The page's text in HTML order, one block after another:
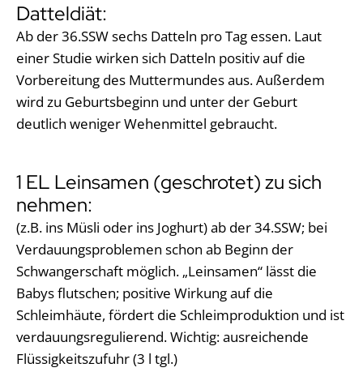
Datteldiät:
Ab der 36.SSW sechs Datteln pro Tag essen. Laut
einer Studie wirken sich Datteln positiv auf die
Vorbereitung des Muttermundes aus. Außerdem
wird zu Geburtsbeginn und unter der Geburt
deutlich weniger Wehenmittel gebraucht.
1 EL Leinsamen (geschrotet) zu sich
nehmen:
(z.B. ins Müsli oder ins Joghurt) ab der 34.SSW; bei
Verdauungsproblemen schon ab Beginn der
Schwangerschaft möglich. „Leinsamen“ lässt die
Babys flutschen; positive Wirkung auf die
Schleimhäute, fördert die Schleimproduktion und ist
verdauungsregulierend. Wichtig: ausreichende
Flüssigkeitszufuhr (3 l tgl.)